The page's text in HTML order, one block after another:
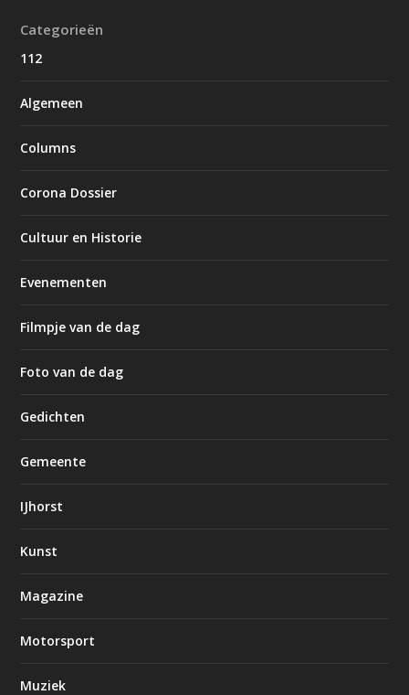
Categorieën
112
Algemeen
Columns
Corona Dossier
Cultuur en Historie
Evenementen
Filmpje van de dag
Foto van de dag
Gedichten
Gemeente
IJhorst
Kunst
Magazine
Motorsport
Muziek